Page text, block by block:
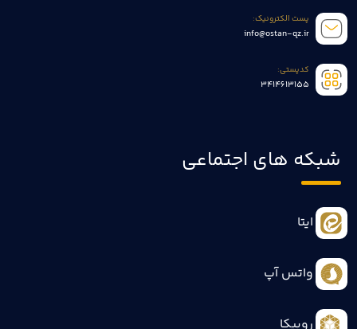
پست الکترونیک:
info@ostan-qz.ir
کدپستی:
3414613155
شبکه های اجتماعی
ایتا
واتس آپ
روبیکا